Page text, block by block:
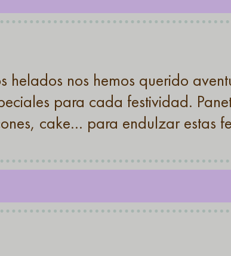
helados nos hemos querido
para cada festividad.
cake… para endulzar estas